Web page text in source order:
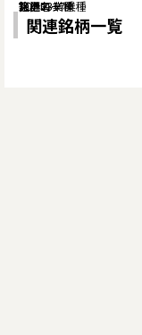
関連銘柄一覧